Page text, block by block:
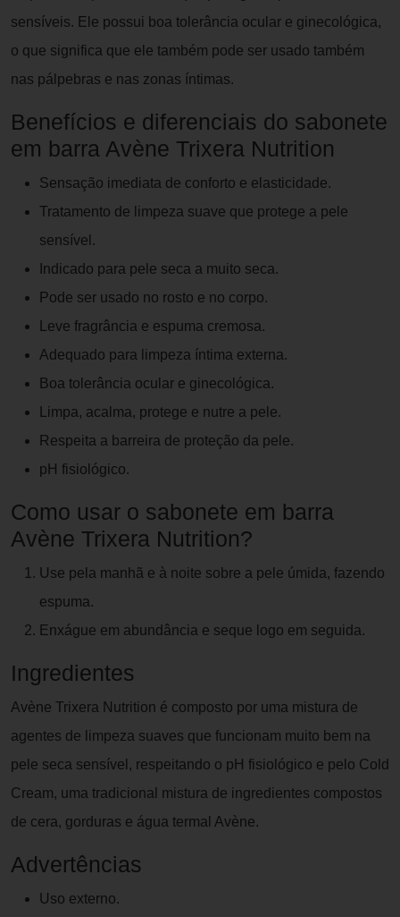
sensíveis. Ele possui boa tolerância ocular e ginecológica,
o que significa que ele também pode ser usado também
nas pálpebras e nas zonas íntimas.
Benefícios e diferenciais do sabonete
em barra Avène Trixera Nutrition
Sensação imediata de conforto e elasticidade.
Tratamento de limpeza suave que protege a pele
sensível.
Indicado para pele seca a muito seca.
Pode ser usado no rosto e no corpo.
Leve fragrância e espuma cremosa.
Adequado para limpeza íntima externa.
Boa tolerância ocular e ginecológica.
Limpa, acalma, protege e nutre a pele.
Respeita a barreira de proteção da pele.
pH fisiológico.
Como usar o sabonete em barra
Avène Trixera Nutrition?
Use pela manhã e à noite sobre a pele úmida, fazendo
espuma.
Enxágue em abundância e seque logo em seguida.
Ingredientes
Avène Trixera Nutrition é composto por uma mistura de
agentes de limpeza suaves que funcionam muito bem na
pele seca sensível, respeitando o pH fisiológico e pelo Cold
Cream, uma tradicional mistura de ingredientes compostos
de cera, gorduras e água termal Avène.
Advertências
Uso externo.